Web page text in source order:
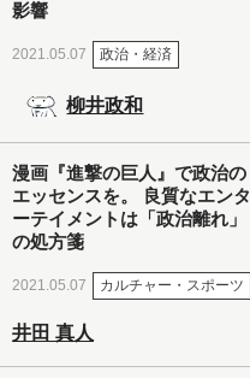
影響
2021.05.07 政治・経済
柳井政和
漫画『進撃の巨人』で政治の
エッセンスを。 良質なエンタ
ーテイメントは「政治離れ」
の処方箋
2021.05.07 カルチャー・スポーツ
井田 真人